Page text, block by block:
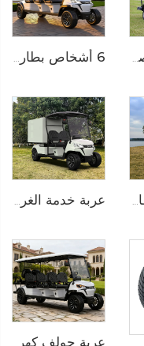
مصنع توريد بطارية ليثيوم كهربائية عربة غولف شحن LS2043KHCX عربة خدمة الغرف والمأكولات الكهربائية للفنادق LS2043KHR